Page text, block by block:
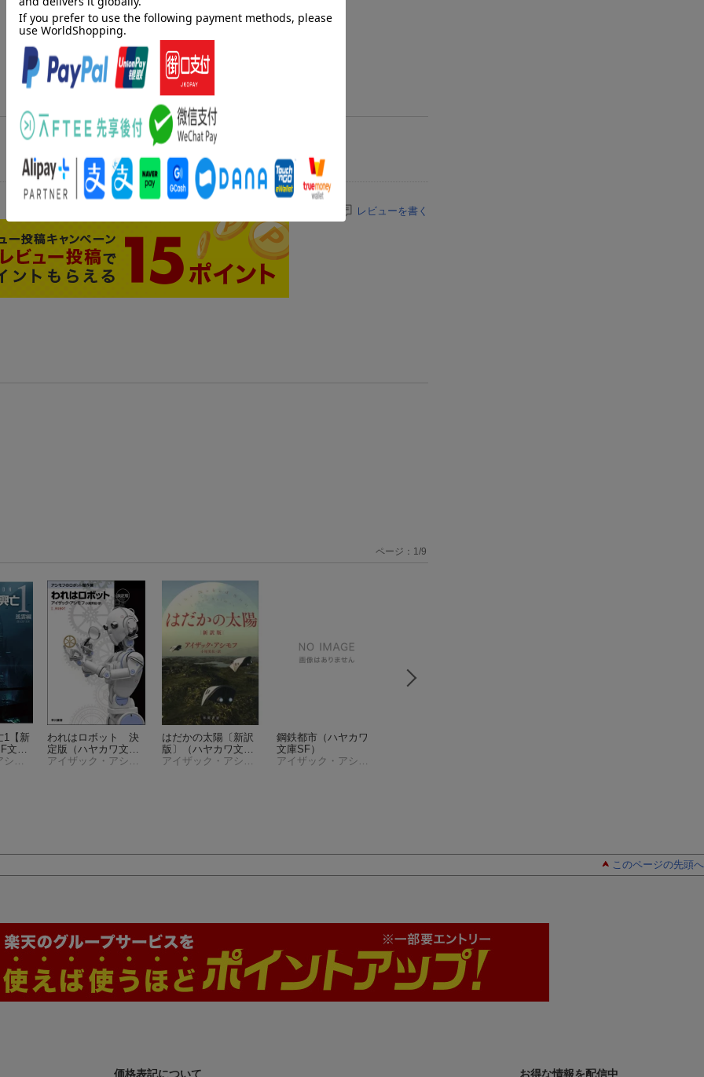
レビューを書く
1【新
文
われはロボット 決
定版 （ハヤカワ文庫S
F）
はだかの太陽〔新訳
版〕
（ハヤカワ文庫S
F）
鋼鉄都市 （ハヤカワ
文庫SF）
ページ： 1 /9
このページの先頭へ
価格表記について お得な情報を配信中